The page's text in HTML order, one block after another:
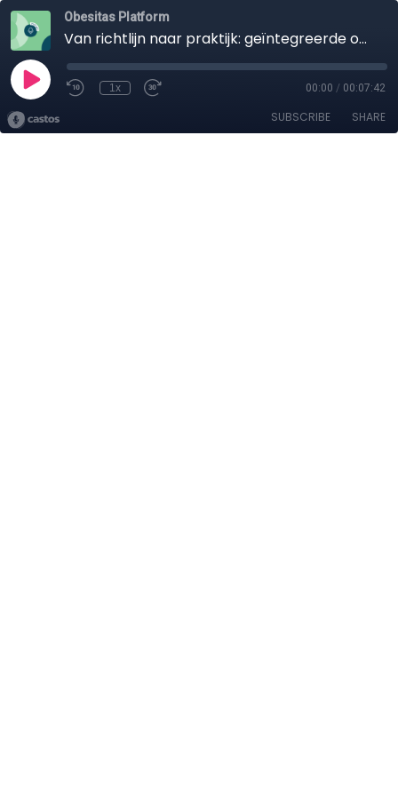
Obesitas Platform
Van richtlijn naar praktijk: geïntegreerde obesitaszorg voor het gezin
1x 00:00 / 00:07:42
SUBSCRIBE SHARE